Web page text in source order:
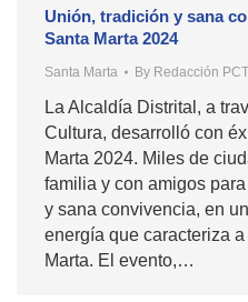
Unión, tradición y sana
Santa Marta 2024
Santa Marta By Redacción PCT
La Alcaldía Distrital, a
Cultura, desarrolló con
Marta 2024. Miles de
familia y con amigos
y sana convivencia, en
energía que caracteriza
Marta. El evento,…